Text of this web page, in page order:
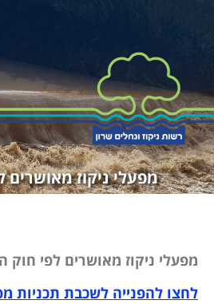
מפעלי ניקוז מאושרים
מפעלי ניקוז מאושרים לפי חוק
לחצו להפנייה לשכבת תכניות